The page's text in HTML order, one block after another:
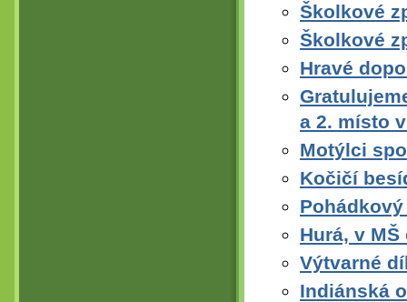
Školkové
Školkové
Hravé
a 2. místo
Motýlci
Kočičí
Hurá, v
Výtvarné
Indiánská